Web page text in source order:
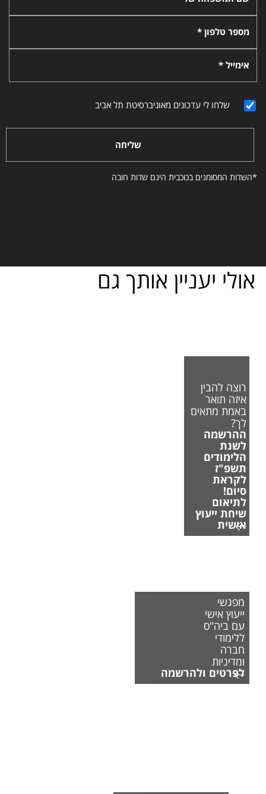
מספר טלפון *
אימייל *
שלחו לי עדכונים מאוניברסיטת תל אביב
שליחה
*השדות המסומנים בכוכבית הינם שדות חובה
אולי יעניין אותך גם
רוצה להבין
איזה תואר
באמת מתאים
לך?
ההרשמה
לשנת
הלימודים
תשפ"ז
לקראת
סיום!
לתיאום
שיחת ייעוץ
אישית
מפגשי
ייעוץ אישי
עם ביה"ס
ללימודי
חברה
ומדיניות
לפרטים ולהרשמה